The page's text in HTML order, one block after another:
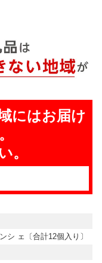
にはお届け
。
シ ェ〔合計12個入り〕